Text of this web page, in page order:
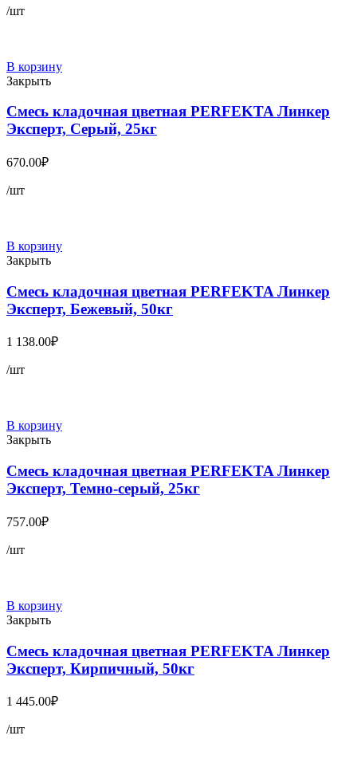
/шт
В корзину
Закрыть
Смесь кладочная цветная PERFEKTA Линкер
Эксперт, Серый, 25кг
670.00₽
/шт
В корзину
Закрыть
Смесь кладочная цветная PERFEKTA Линкер
Эксперт, Бежевый, 50кг
1 138.00₽
/шт
В корзину
Закрыть
Смесь кладочная цветная PERFEKTA Линкер
Эксперт, Темно-серый, 25кг
757.00₽
/шт
В корзину
Закрыть
Смесь кладочная цветная PERFEKTA Линкер
Эксперт, Кирпичный, 50кг
1 445.00₽
/шт